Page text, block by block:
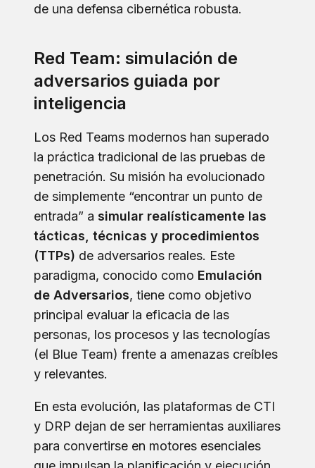
de una defensa cibernética robusta.
Red Team: simulación de
adversarios guiada por
inteligencia
Los Red Teams modernos han superado
la práctica tradicional de las pruebas de
penetración. Su misión ha evolucionado
de simplemente “encontrar un punto de
entrada” a simular realísticamente las
tácticas, técnicas y procedimientos
(TTPs) de adversarios reales. Este
paradigma, conocido como Emulación
de Adversarios, tiene como objetivo
principal evaluar la eficacia de las
personas, los procesos y las tecnologías
(el Blue Team) frente a amenazas creíbles
y relevantes.
En esta evolución, las plataformas de CTI
y DRP dejan de ser herramientas auxiliares
para convertirse en motores esenciales